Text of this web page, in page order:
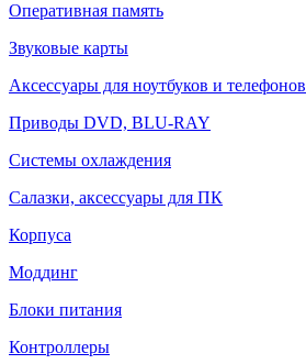
Оперативная память
Звуковые карты
Аксессуары для ноутбуков и телефонов
Приводы DVD, BLU-RAY
Системы охлаждения
Салазки, аксессуары для ПК
Корпуса
Моддинг
Блоки питания
Контроллеры